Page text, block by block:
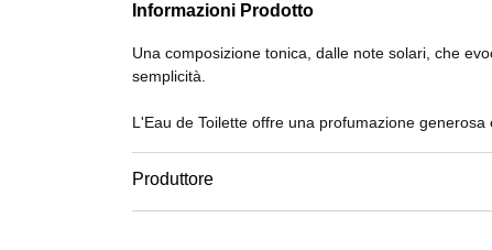
Informazioni Prodotto
Una composizione tonica, dalle note solari, che
semplicità.
L'Eau de Toilette offre una profumazione generosa
intensifica la profumazione per tutta la giornata.
Produttore